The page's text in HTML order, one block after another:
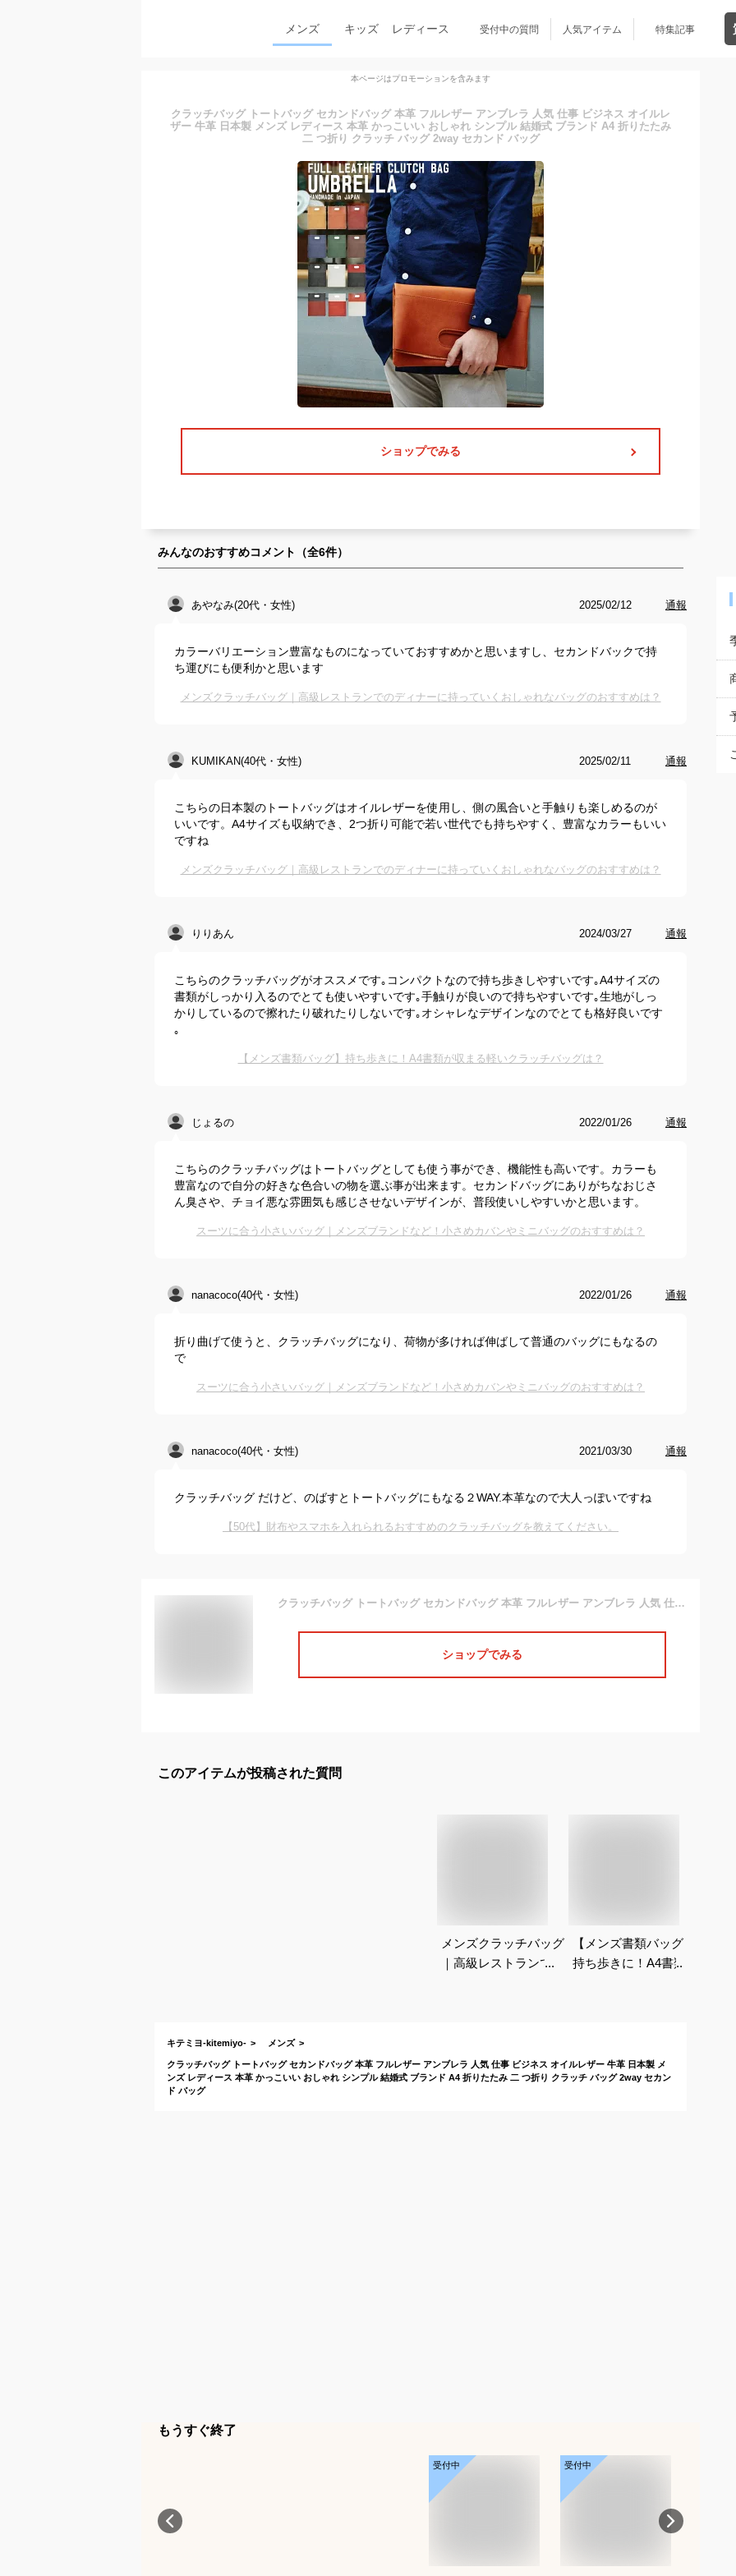
メンズ キッズ レディース 受付中の質問 人気アイテム 特集記事
本ページはプロモーションを含みます
クラッチバッグ トートバッグ セカンドバッグ 本革 フルレザー アンブレラ 人気 仕事 ビジネス オイルレ
ザー 牛革 日本製 メンズ レディース 本革 かっこいい おしゃれ シンプル 結婚式 ブランド A4 折りたたみ
二 つ折り クラッチ バッグ 2way セカンド バッグ
ショップでみる
みんなのおすすめコメント（全6件）
あやなみ(20代・女性) 2025/02/12 通報
カラーバリエーション豊富なものになっていておすすめかと思いますし、セカンドバックで持
ち運びにも便利かと思います
メンズクラッチバッグ｜高級レストランでのディナーに持っていくおしゃれなバッグのおすすめは？
KUMIKAN(40代・女性) 2025/02/11 通報
こちらの日本製のトートバッグはオイルレザーを使用し、側の風合いと手触りも楽しめるのが
いいです。A4サイズも収納でき、2つ折り可能で若い世代でも持ちやすく、豊富なカラーもいい
ですね
メンズクラッチバッグ｜高級レストランでのディナーに持っていくおしゃれなバッグのおすすめは？
りりあん 2024/03/27 通報
こちらのクラッチバッグがオススメです｡コンパクトなので持ち歩きしやすいです｡A4サイズの
書類がしっかり入るのでとても使いやすいです｡手触りが良いので持ちやすいです｡生地がしっ
かりしているので擦れたり破れたりしないです｡オシャレなデザインなのでとても格好良いです
｡
【メンズ書類バッグ】持ち歩きに！A4書類が収まる軽いクラッチバッグは？
じょるの 2022/01/26 通報
こちらのクラッチバッグはトートバッグとしても使う事ができ、機能性も高いです。カラーも
豊富なので自分の好きな色合いの物を選ぶ事が出来ます。セカンドバッグにありがちなおじさ
ん臭さや、チョイ悪な雰囲気も感じさせないデザインが、普段使いしやすいかと思います。
スーツに合う小さいバッグ｜メンズブランドなど！小さめカバンやミニバッグのおすすめは？
nanacoco(40代・女性) 2022/01/26 通報
折り曲げて使うと、クラッチバッグになり、荷物が多ければ伸ばして普通のバッグにもなるの
で
スーツに合う小さいバッグ｜メンズブランドなど！小さめカバンやミニバッグのおすすめは？
nanacoco(40代・女性) 2021/03/30 通報
クラッチバッグ だけど、のばすとトートバッグにもなる２WAY.本革なので大人っぽいですね
【50代】財布やスマホを入れられるおすすめのクラッチバッグを教えてください。
クラッチバッグ トートバッグ セカンドバッグ 本革 フルレザー アンブレラ 人気 仕事 ビジネス オイルレザー 牛革 日本製 メンズ レディース 本革 かっこいい おしゃれ シンプル 結婚式 ブランド A4 折りたたみ 二 つ折り クラッチ バッグ 2way セカンド バッグ
ショップでみる
このアイテムが投稿された質問
メンズクラッチバッグ
｜高級レストランでの
【メンズ書類バッグ】
持ち歩きに！A4書類
キテミヨ-kitemiyo- メンズ
クラッチバッグ トートバッグ セカンドバッグ 本革 フルレザー アンブレラ 人気 仕事 ビジネス オイルレザー 牛革 日本製 メ
ンズ レディース 本革 かっこいい おしゃれ シンプル 結婚式 ブランド A4 折りたたみ 二 つ折り クラッチ バッグ 2way セカン
ド バッグ
もうすぐ終了
受付中 受付中